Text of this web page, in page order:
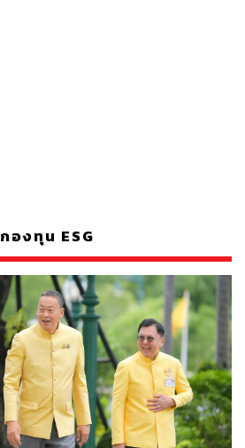
กองทุน ESG